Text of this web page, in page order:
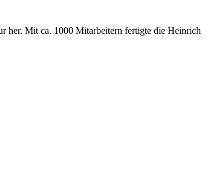
her. Mit ca. 1000 Mitarbeitern fertigte die Heinrich